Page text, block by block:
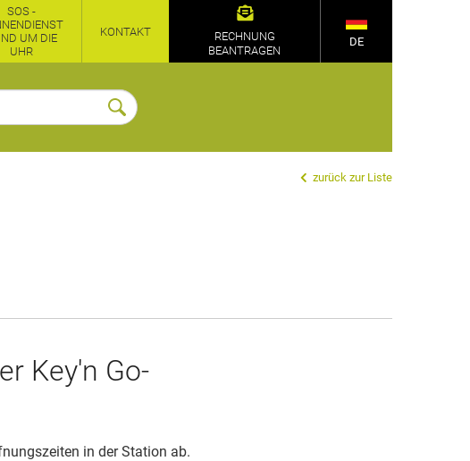
SOS -
UM DIE
UHR
KONTAKT
RECHNUNG
BEANTRAGEN
DE
zurück zur Liste
Key'n Go-
in der Station ab.